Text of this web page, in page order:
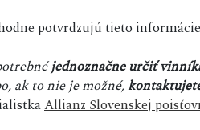
potvrdzujú tieto
jednoznačne určiť
ak to nie je možné,
Allianz Slovenskej